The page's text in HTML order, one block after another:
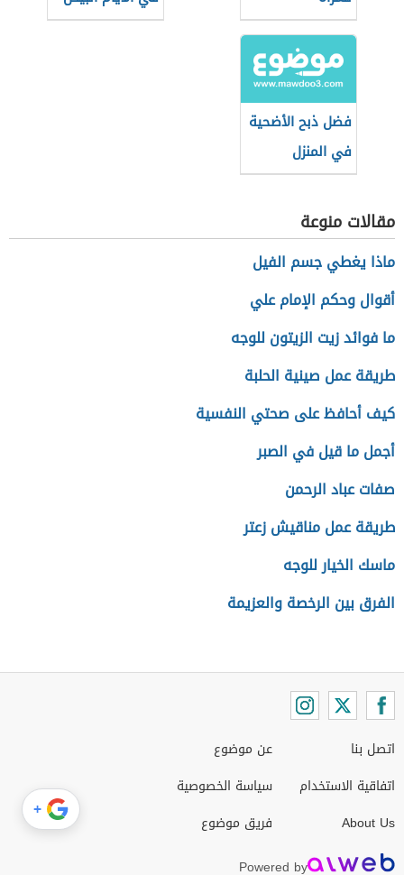
فضل ذبح الأضحية
في المنزل
مقالات منوعة
ماذا يغطي جسم الفيل
أقوال وحكم الإمام علي
ما فوائد زيت الزيتون للوجه
طريقة عمل صينية الحلبة
كيف أحافظ على صحتي النفسية
أجمل ما قيل في الصبر
صفات عباد الرحمن
طريقة عمل مناقيش زعتر
ماسك الخيار للوجه
الفرق بين الرخصة والعزيمة
اتصل بنا
اتفاقية الاستخدام
About Us
عن موضوع
سياسة الخصوصية
فريق موضوع
Powered by
+